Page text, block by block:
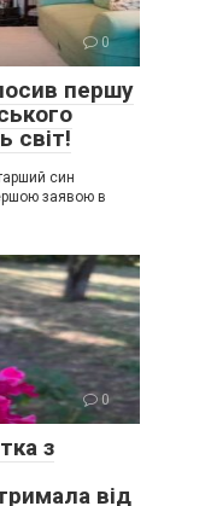
0
першу
світ!
син
заявою в
0
з
від